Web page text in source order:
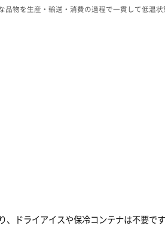
品物を生産・輸送・消費の過程で一貫して低温状
、ドライアイスや保冷コンテナは不要で